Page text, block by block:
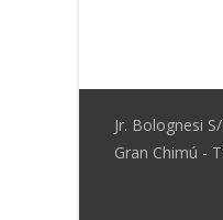
Jr. Bolognesi
Gran Chimú -